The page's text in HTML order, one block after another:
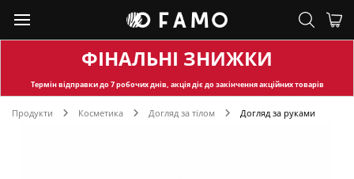
ФІНАЛЬНІ ЗНИЖКИ
Термін відправкидо 7 робочих днів, акція діє до закінчення акційних товарів
Продукти Косметика Догляд за тілом Догляд за руками